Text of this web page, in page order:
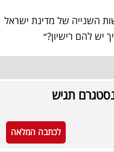
השנייה של מדינת ישראל
יש להם רישיון?״
תגיש
לכתבה המלאה